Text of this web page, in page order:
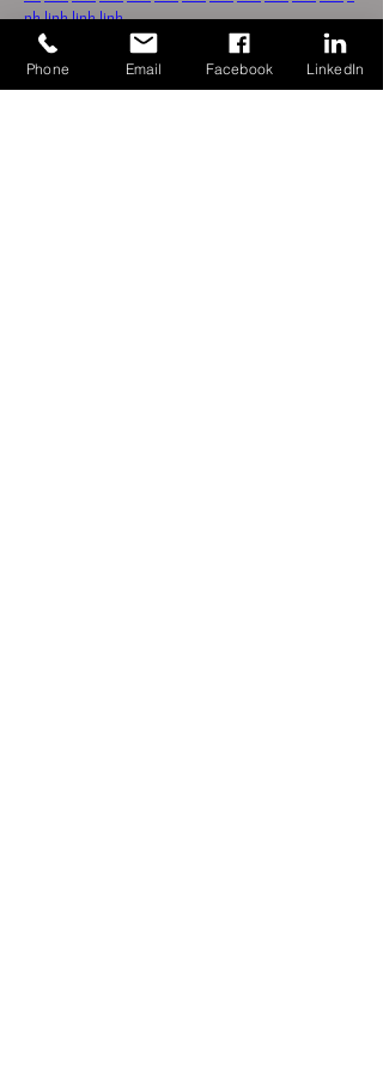
nklinklinklink
Répondre
Phone Email Facebook LinkedIn